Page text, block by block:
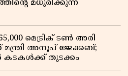
മധുരിക്കുന്ന
മെട്രിക് ടൺ അരി
മന്ത്രി അനൂപ് ജേക്കബ്;
കടകൾക്ക് തുടക്കം